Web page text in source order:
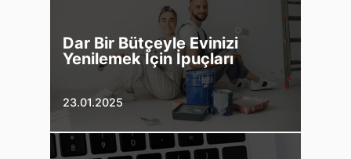
Dar Bir Bütçeyle Evinizi
Yenilemek İçin İpuçları
23.01.2025